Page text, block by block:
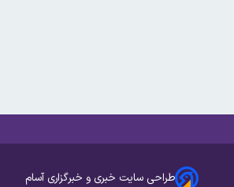
طراحی سایت خبری و خبرگزاری آسام